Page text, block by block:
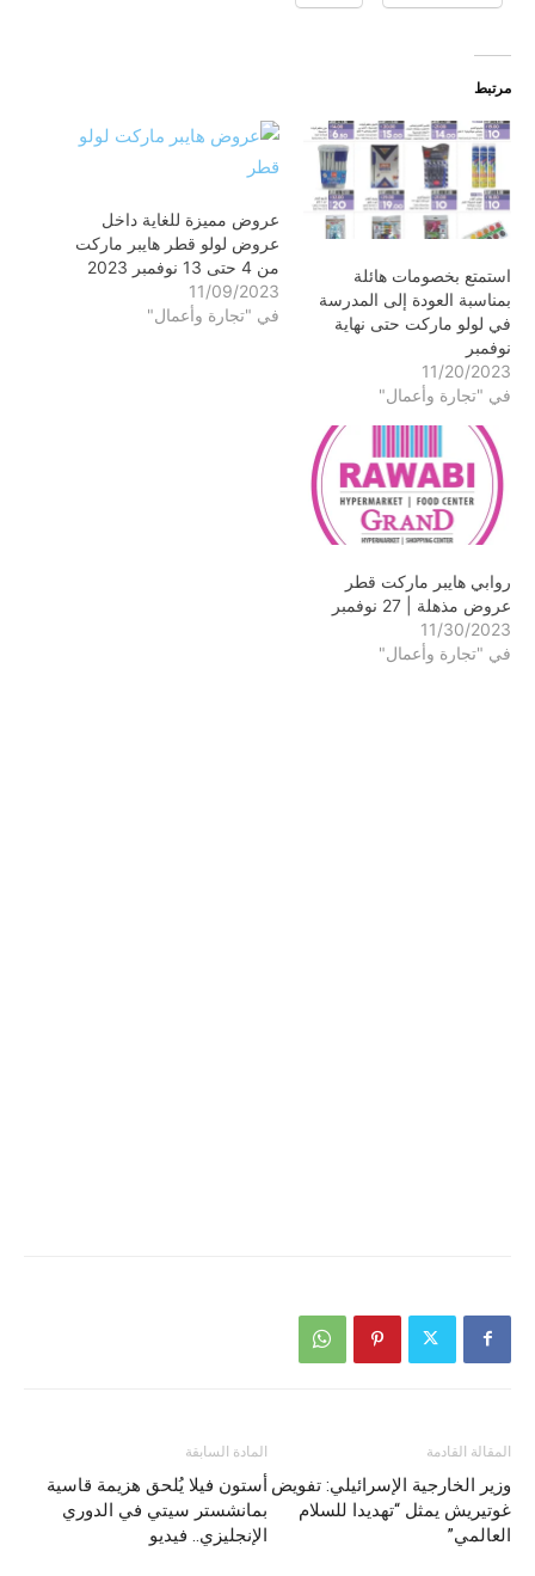
مرتبط
استمتع بخصومات هائلة
بمناسبة العودة إلى المدرسة
في لولو ماركت حتى نهاية
نوفمبر
11/20/2023
في "تجارة وأعمال"
عروض مميزة للغاية داخل
عروض لولو قطر هايبر ماركت
من 4 حتى 13 نوفمبر 2023
11/09/2023
في "تجارة وأعمال"
روابي هايبر ماركت قطر
عروض مذهلة | 27 نوفمبر
11/30/2023
في "تجارة وأعمال"
المادة السابقة
أستون فيلا يُلحق هزيمة قاسية
بمانشستر سيتي في الدوري
الإنجليزي.. فيديو
المقالة القادمة
وزير الخارجية الإسرائيلي: تفويض
غوتيريش يمثل “تهديدا للسلام
العالمي”